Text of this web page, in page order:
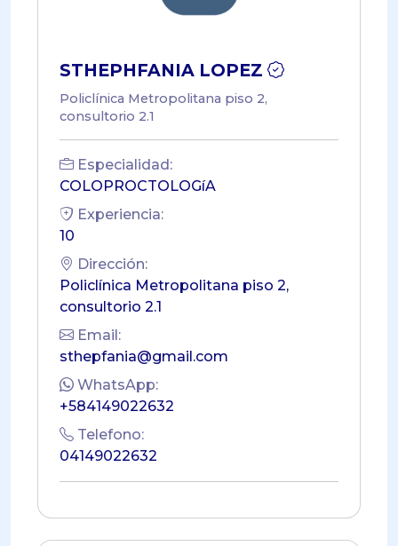
STHEPHFANIA LOPEZ
Policlínica Metropolitana piso 2,
consultorio 2.1
Especialidad:
COLOPROCTOLOGíA
Experiencia:
10
Dirección:
Policlínica Metropolitana piso 2,
consultorio 2.1
Email:
sthepfania@gmail.com
WhatsApp:
+584149022632
Telefono:
04149022632